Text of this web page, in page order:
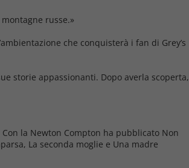
russe.»
che conquisterà i fan di Grey’s
storie appassionanti. Dopo averla scoperta,
la Newton Compton ha pubblicato Non
, La seconda moglie e Una madre